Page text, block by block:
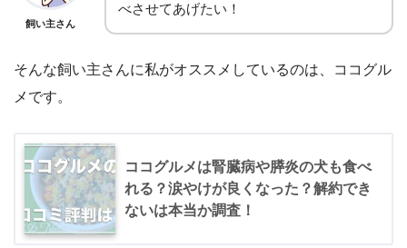
飼い主さん
べさせてあげたい！
そんな飼い主さんに私がオススメしているのは、ココグル
メです。
ココグルメは腎臓病や膵炎の犬も食べ
れる？涙やけが良くなった？解約でき
ないは本当か調査！